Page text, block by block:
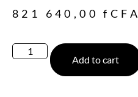
821 640,00fCFA
Add to cart